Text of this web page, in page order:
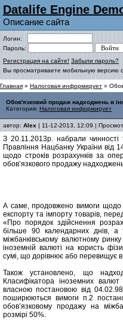
Datalife Engine
Описание сайта
Логин:
Пароль:
Регистрация на сайте! Забыли пароль?
Вы просматриваете мобильную версию
Главная » Налоговая информирует »
Обов'язковий продаж надходжень в
Категория: Налоговая информирует
автор: Alex | 11-12-2013, 12:09 |
З 20.11.2013р. набрали чинності
Правління Нацбанку України
щодо строків розрахунків за
обов’язкового продажу
А саме, продовжено вимоги щодо
експорту та імпорту товарів,
«Про порядок здійснення
більше 90 календарних днів, а
міжбанківському валютному
іноземній валюті на користь
сумі, що дорівнює або перевищує в
Також установлено, що
Класифікатора іноземних валют
власною постановою від
поширюються вимоги п.2
обов’язковому продажу на
розмірі 50%.